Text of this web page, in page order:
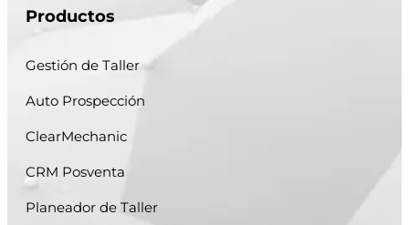
Productos
Gestión de Taller
Auto Prospección
ClearMechanic
CRM Posventa
Planeador de Taller